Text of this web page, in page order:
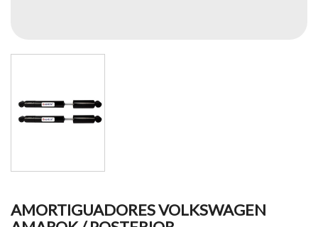
AMORTIGUADORES VOLKSWAGEN